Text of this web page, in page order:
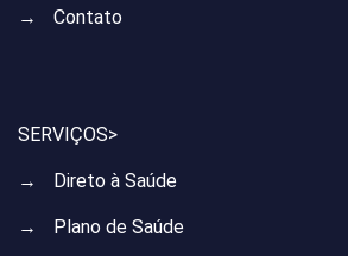
→ Contato
SERVIÇOS>
→ Direto à Saúde
→ Plano de Saúde